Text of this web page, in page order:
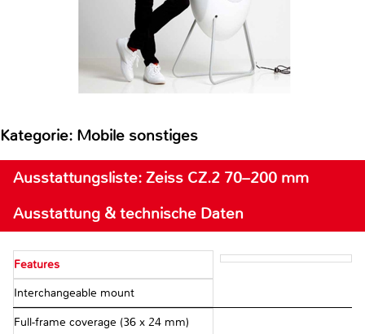
Kategorie: Mobile sonstiges
Ausstattungsliste: Zeiss CZ.2 70–200 mm
Ausstattung & technische Daten
Features
Interchangeable mount
Full-frame coverage (36 x 24 mm)